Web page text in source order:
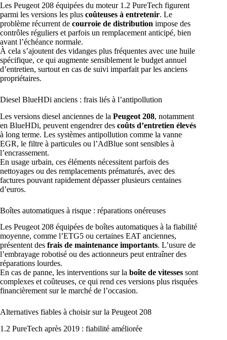
Les Peugeot 208 équipées du moteur 1.2 PureTech figurent
parmi les versions les plus coûteuses à entretenir. Le
problème récurrent de courroie de distribution impose des
contrôles réguliers et parfois un remplacement anticipé, bien
avant l’échéance normale.
À cela s’ajoutent des vidanges plus fréquentes avec une huile
spécifique, ce qui augmente sensiblement le budget annuel
d’entretien, surtout en cas de suivi imparfait par les anciens
propriétaires.
Diesel BlueHDi anciens : frais liés à l’antipollution
Les versions diesel anciennes de la Peugeot 208, notamment
en BlueHDi, peuvent engendrer des coûts d’entretien élevés
à long terme. Les systèmes antipollution comme la vanne
EGR, le filtre à particules ou l’AdBlue sont sensibles à
l’encrassement.
En usage urbain, ces éléments nécessitent parfois des
nettoyages ou des remplacements prématurés, avec des
factures pouvant rapidement dépasser plusieurs centaines
d’euros.
Boîtes automatiques à risque : réparations onéreuses
Les Peugeot 208 équipées de boîtes automatiques à la fiabilité
moyenne, comme l’ETG5 ou certaines EAT anciennes,
présentent des frais de maintenance importants. L’usure de
l’embrayage robotisé ou des actionneurs peut entraîner des
réparations lourdes.
En cas de panne, les interventions sur la boîte de vitesses sont
complexes et coûteuses, ce qui rend ces versions plus risquées
financièrement sur le marché de l’occasion.
Alternatives fiables à choisir sur la Peugeot 208
1.2 PureTech après 2019 : fiabilité améliorée